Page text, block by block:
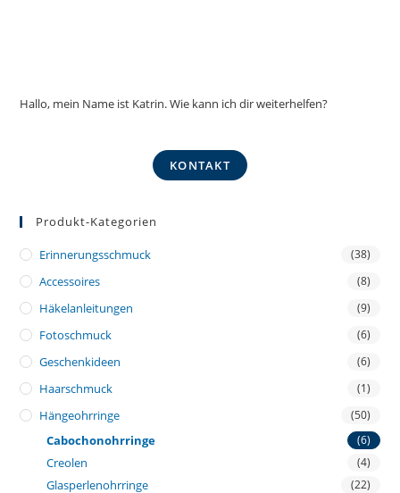
Hallo, mein Name ist Katrin. Wie kann ich dir weiterhelfen?
KONTAKT
Produkt-Kategorien
Erinnerungsschmuck (38)
Accessoires (8)
Häkelanleitungen (9)
Fotoschmuck (6)
Geschenkideen (6)
Haarschmuck (1)
Hängeohrringe (50)
Cabochonohrringe (6)
Creolen (4)
Glasperlenohrringe (22)